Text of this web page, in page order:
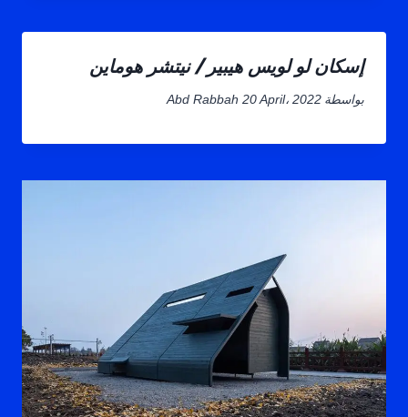
إسكان لو لويس هيبير / نيتشر هوماين
بواسطة Abd Rabbah 20 April، 2022